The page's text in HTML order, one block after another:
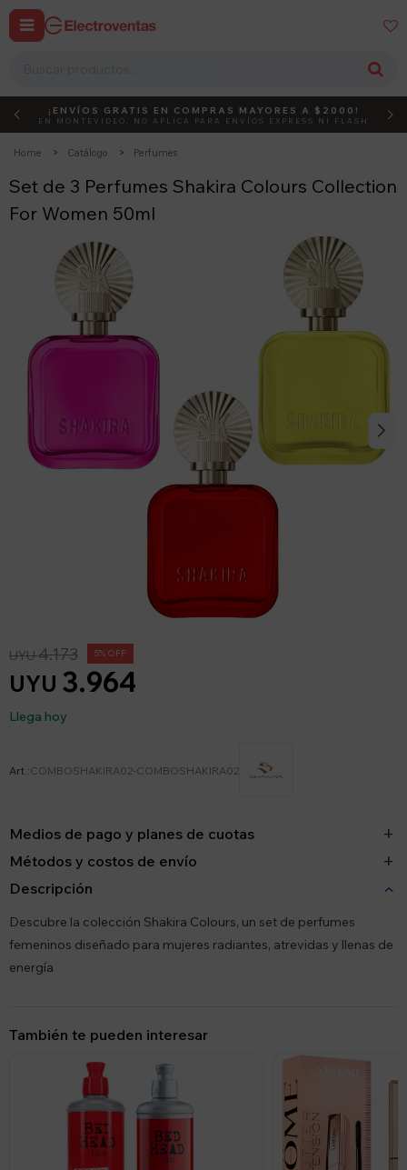
 
DEBUT ACTIVÁ EL CÓDIGO
¡ENVÍOS GRATIS EN COMPRAS MAYORES A $2000!
EN MONTEVIDEO, NO APLICA PARA ENVÍOS EXPRESS NI FLASH
Home Catálogo Perfumes
Set de 3 Perfumes Shakira Colours Collection
For Women 50ml
UYU 3.964
UYU4.173 5
Llega hoy
COMBOSHAKIRA02-COMBOSHAKIRA02
Medios de pago y planes de cuotas
Métodos y costos de envío
Descripción
Descubre la colección Shakira Colours, un set de perfumes
femeninos diseñado para mujeres radiantes, atrevidas y llenas de
energía
También te pueden interesar